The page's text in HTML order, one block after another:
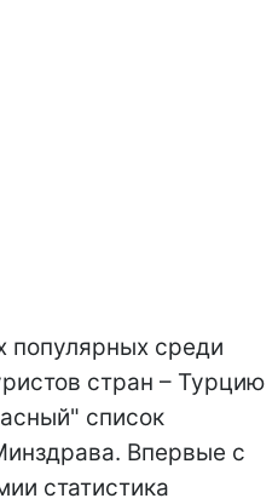
популярных среди
стран – Турцию
список
Впервые с
статистика